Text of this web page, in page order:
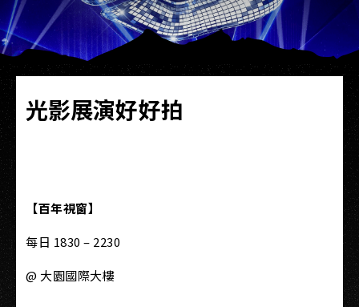
光影展演好好拍
【百年視窗】
每日 1830 – 2230
@ 大園國際大樓